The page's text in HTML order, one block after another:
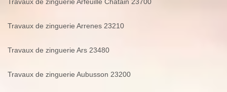
Travaux de zinguerie Arrenes 23210
Travaux de zinguerie Ars 23480
Travaux de zinguerie Aubusson 23200